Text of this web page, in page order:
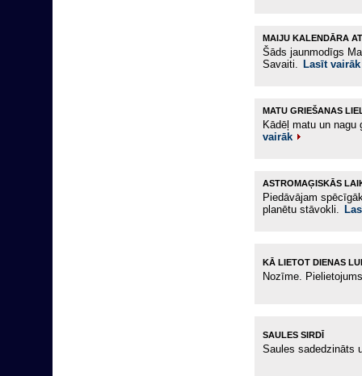
MAIJU KALENDĀRA
Šāds jaunmodīgs
Savaiti. Lasīt vairāk
MATU GRIEŠANAS
Kādēļ matu un
vairāk
ASTROMAĢISKĀS
Piedāvājam
planētu stāvokli.
KĀ LIETOT DIENAS
Nozīme.
SAULES SIRDĪ
Saules sadedzināts